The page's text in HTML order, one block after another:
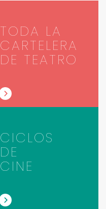
TODA LA
CARTELERA
DE TEATRO
CICLOS
DE
CINE